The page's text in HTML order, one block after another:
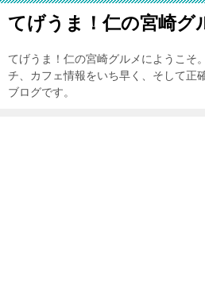
てげうま！仁の宮崎グ
てげうま！仁の宮崎グルメにようこそ
チ、カフェ情報をいち早く、そして正
ブログです。